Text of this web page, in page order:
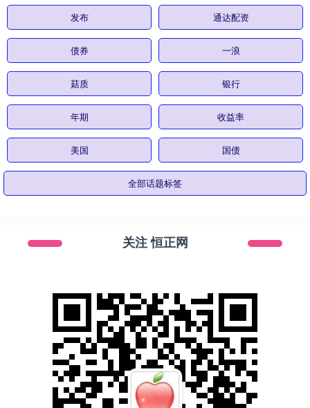
发布 通达配资
债券 一浪
菇质 银行
年期 收益率
美国 国债
全部话题标签
关注 恒正网